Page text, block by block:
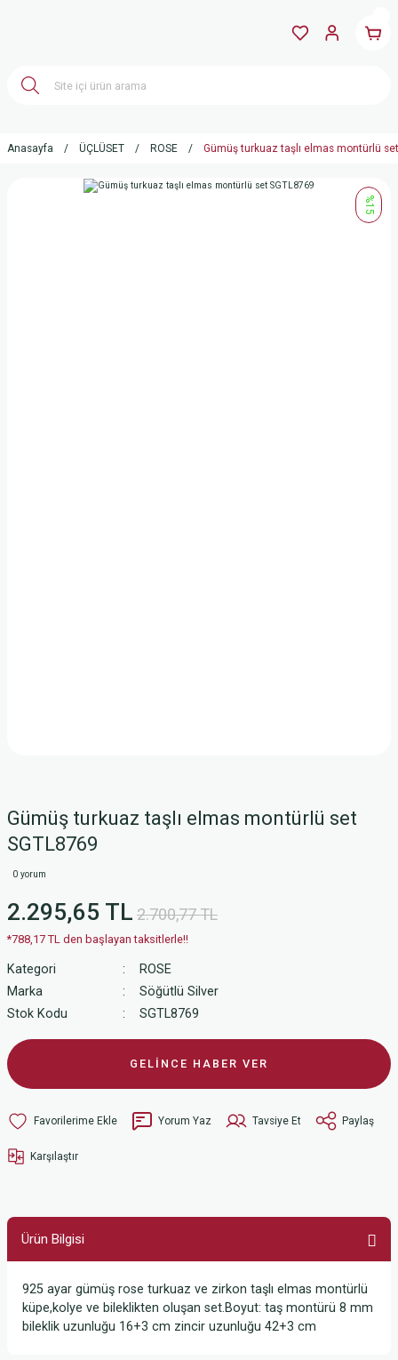
Anasayfa ÜÇLÜSET ROSE Gümüş turkuaz taşlı elmas montürlü
%15
Gümüş turkuaz taşlı elmas montürlü set
SGTL8769
0 yorum
2.295,65 TL 2.700,77 TL
*788,17 TL den başlayan taksitlerle!!
Kategori
ROSE
Marka
Söğütlü Silver
Stok Kodu
SGTL8769
GELİNCE HABER VER
Yorum Yaz Tavsiye Et Paylaş
Karşılaştır
Ürün Bilgisi
925 ayar gümüş rose turkuaz ve zirkon taşlı elmas montürlü
küpe,kolye ve bileklikten oluşan set.Boyut: taş montürü 8 mm
bileklik uzunluğu 16+3 cm zincir uzunluğu 42+3 cm